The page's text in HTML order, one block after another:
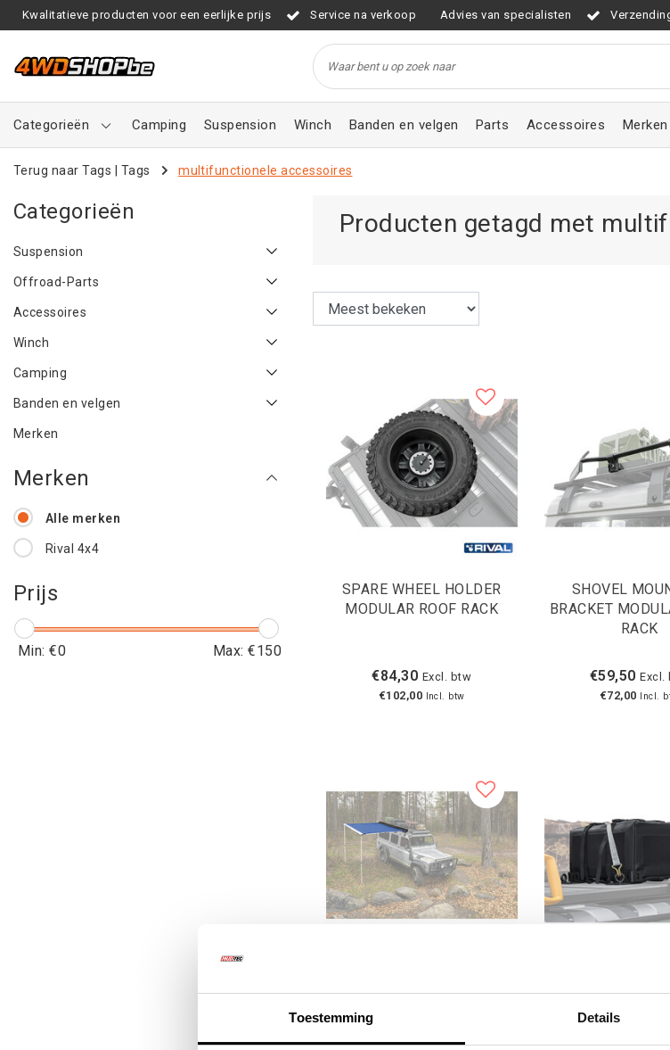
Toestemming Details
Kwalitatieve producten voor een eerlijke prijs Service na verkoop Advies van specialisten
Categorieën Camping Suspension Winch Banden en velgen Parts Accessoires Merken
Terug naar Tags Tags multifunctionele accessoires
Categorieën
Suspension
Offroad-Parts
Accessoires
Winch
Camping
Banden en velgen
Merken
Merken
Alle merken
Rival 4x4
Prijs
Min: €0 Max: €150
Producten getagd met
SPARE WHEEL HOLDER
MODULAR ROOF RACK
€84,30 Excl. btw
€102,00 Incl. btw
SHOVEL
BRACKET
RACK
€59,50 Excl.
€72,00 Incl.
MODULAR ROOF RACK